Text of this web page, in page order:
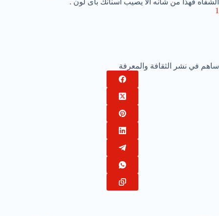
الشفاه فهذا من شأنه ألا يصيب أسنانك بأى لون .
1
ساهم في نشر الثقافة والمعرفة